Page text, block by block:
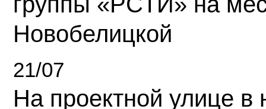
Новобелицкой
21/07
На проектной улице